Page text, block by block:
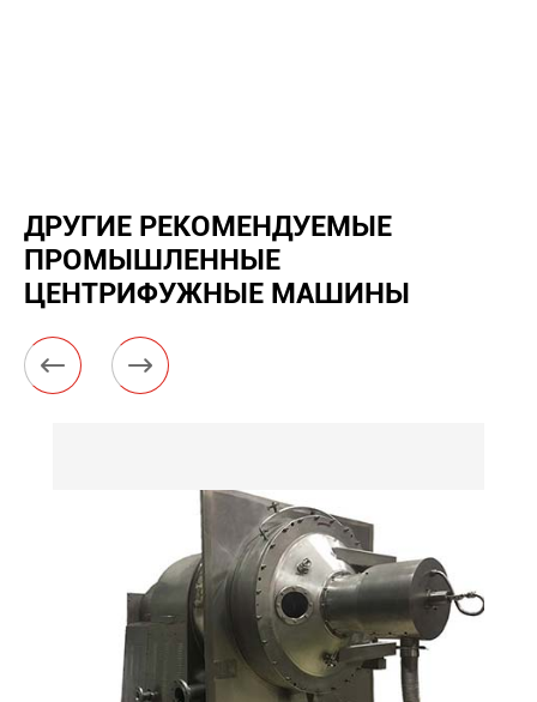
ДРУГИЕ РЕКОМЕНДУЕМЫЕ
ПРОМЫШЛЕННЫЕ
ЦЕНТРИФУЖНЫЕ МАШИНЫ
 